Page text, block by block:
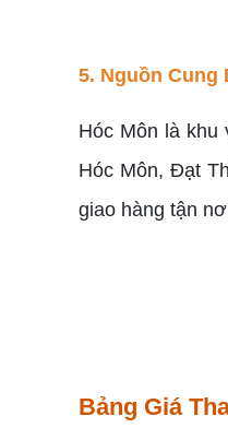
5. Nguồn Cung
Hóc Môn là khu
Hóc Môn, Đạt
giao hàng tận
Bảng Giá